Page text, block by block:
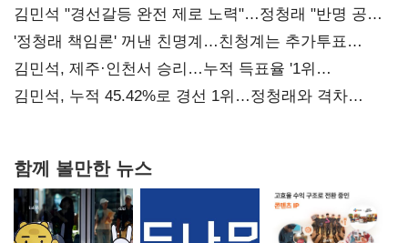
김민석 "경선갈등 완전 제로 노력"…정청래 "반명 공세
사과부터"
'정청래 책임론' 꺼낸 친명계…친청계는 추가투표
때리기
김민석, 제주·인천서 승리…누적 득표율 '1위
탈환'(종합)
김민석, 누적 45.42%로 경선 1위…정청래와 격차
함께 볼만한 뉴스